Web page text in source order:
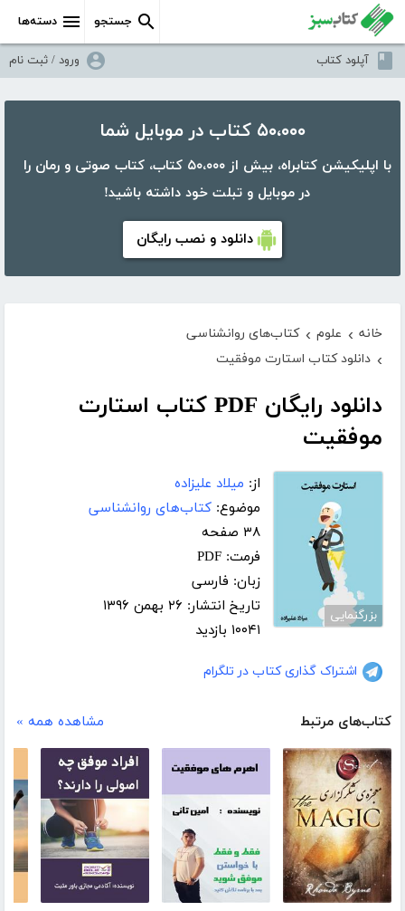
دسته‌ها جستجو
آپلود کتاب ورود / ثبت نام
۵۰،۰۰۰ کتاب در موبایل شما
با اپلیکیشن کتابراه، بیش از ۵۰،۰۰۰ کتاب، کتاب صوتی و رمان را
در موبایل و تبلت خود داشته باشید!
دانلود و نصب رایگان
خانه › علوم › کتاب‌های روانشناسی
› دانلود کتاب استارت موفقیت
دانلود رایگان PDF کتاب استارت
موفقیت
بزرگنمایی
از: میلاد علیزاده
موضوع: کتاب‌های روانشناسی
۳۸ صفحه
فرمت: PDF
زبان: فارسی
تاریخ انتشار: ۲۶ بهمن ۱۳۹۶
۱۰۰۴۱ بازدید
اشتراک گذاری کتاب در تلگرام
کتاب‌های مرتبط مشاهده همه »